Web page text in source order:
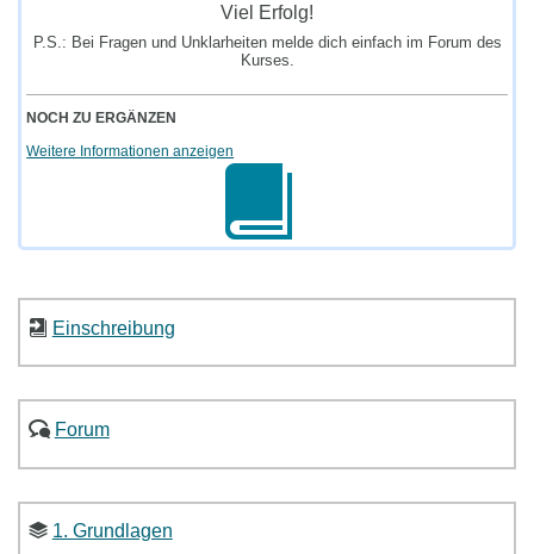
Viel Erfolg!
P.S.: Bei Fragen und Unklarheiten melde dich einfach im Forum des
Kurses.
NOCH ZU ERGÄNZEN
Weitere Informationen anzeigen
Einschreibung
Forum
1. Grundlagen